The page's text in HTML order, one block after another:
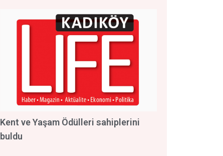
Kent ve Yaşam Ödülleri sahiplerini
buldu